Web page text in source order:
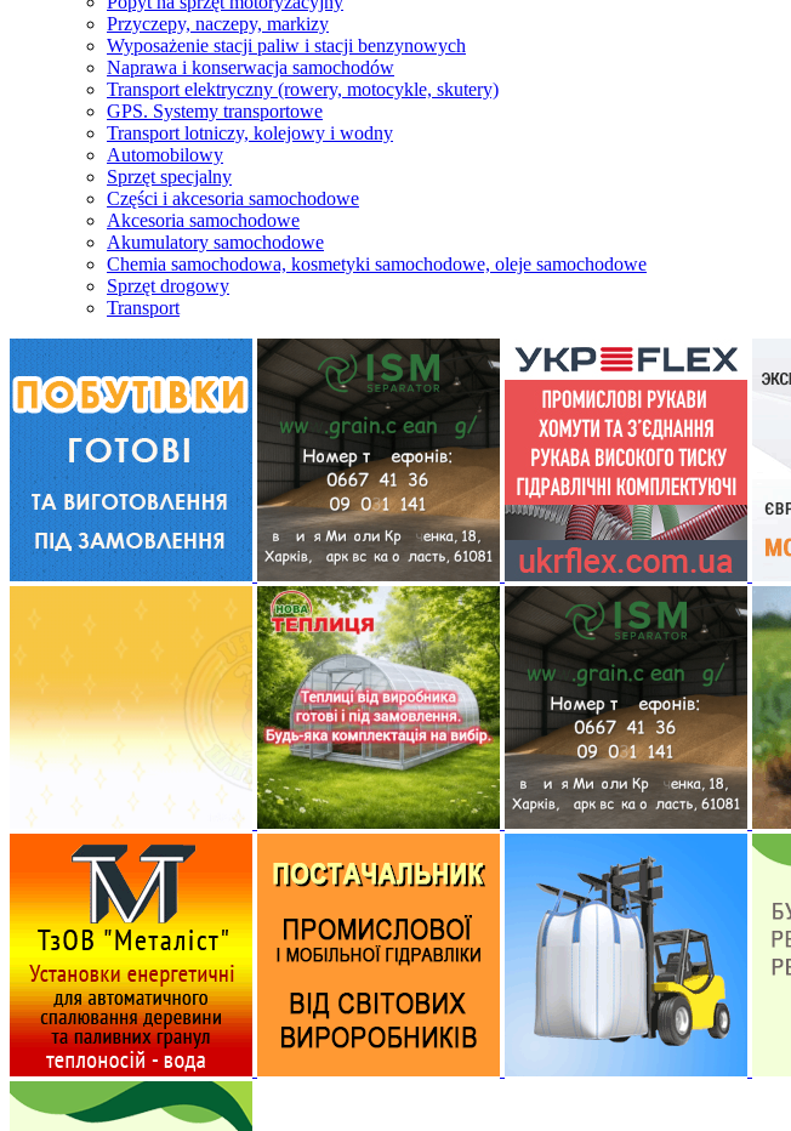
Przyczepy, naczepy, markizy
Wyposażenie stacji paliw i stacji benzynowych
Naprawa i konserwacja samochodów
Transport elektryczny (rowery, motocykle, skutery)
GPS. Systemy transportowe
Transport lotniczy, kolejowy i wodny
Automobilowy
Sprzęt specjalny
Części i akcesoria samochodowe
Akcesoria samochodowe
Akumulatory samochodowe
Chemia samochodowa, kosmetyki samochodowe, oleje samochodowe
Sprzęt drogowy
Transport